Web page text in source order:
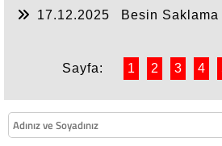
17.12.2025
Besin
Sayfa: 1 2 3 4